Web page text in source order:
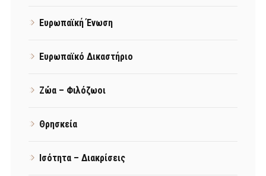
Ευρωπαϊκή Ένωση
Ευρωπαϊκό Δικαστήριο
Ζώα – Φιλόζωοι
Θρησκεία
Ισότητα – Διακρίσεις